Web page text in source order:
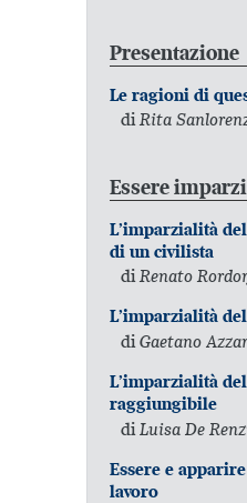
Presentazione
Le ragioni di
diRita
Essere
L’imparzialità
di un civilista
diRenato
L’imparzialità
diGaetano
L’imparzialità
raggiungibile
di Luisa De
Essere e
lavoro